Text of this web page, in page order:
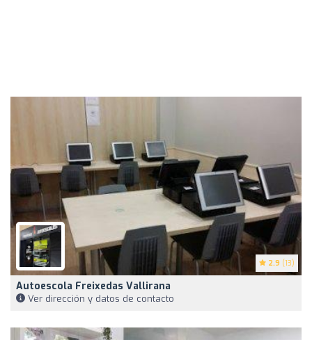
2.9 (13)
Autoescola Freixedas Vallirana
Ver dirección y datos de contacto